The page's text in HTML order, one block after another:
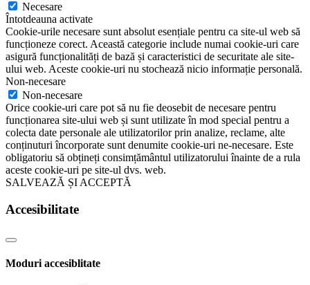
Necesare
Întotdeauna activate
Cookie-urile necesare sunt absolut esențiale pentru ca site-ul web să
funcționeze corect. Această categorie include numai cookie-uri care
asigură funcționalități de bază și caracteristici de securitate ale site-
ului web. Aceste cookie-uri nu stochează nicio informație personală.
Non-necesare
Non-necesare
Orice cookie-uri care pot să nu fie deosebit de necesare pentru
funcționarea site-ului web și sunt utilizate în mod special pentru a
colecta date personale ale utilizatorilor prin analize, reclame, alte
conținuturi încorporate sunt denumite cookie-uri ne-necesare. Este
obligatoriu să obțineți consimțământul utilizatorului înainte de a rula
aceste cookie-uri pe site-ul dvs. web.
SALVEAZĂ ȘI ACCEPTĂ
Accesibilitate
Moduri accesiblitate